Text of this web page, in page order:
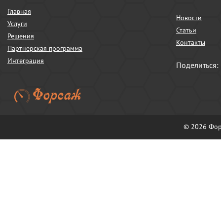
Главная
Услуги
Решения
Партнерская программа
Интеграция
Новости
Статьи
Контакты
Поделиться:
© 2026